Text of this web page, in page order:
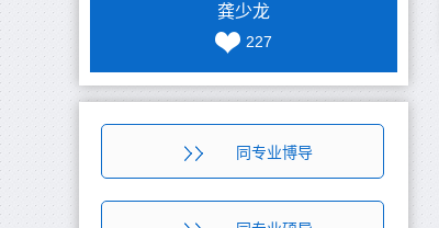
龚少龙
227
同专业博导